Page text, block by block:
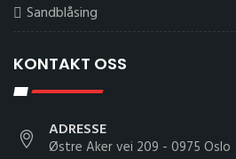
Sandblåsing
KONTAKT OSS
ADRESSE
Østre Aker vei 209 - 0975 Oslo